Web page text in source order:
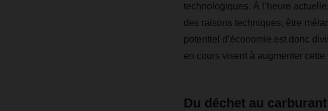
technologiques. À l’heure
des raisons techniques, être
potentiel d’économie est donc
en cours visent à augmenter
Du déchet au carburant